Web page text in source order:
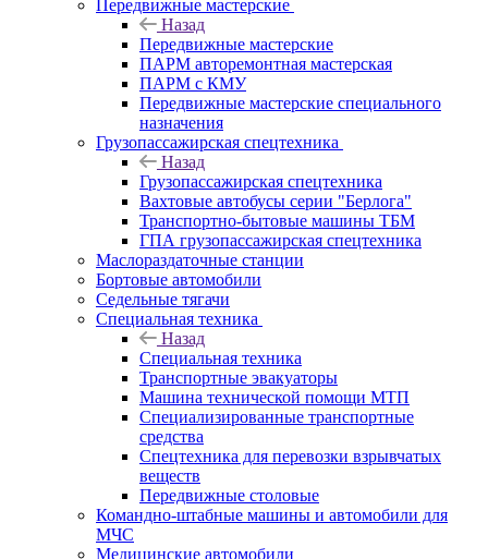
Передвижные мастерские
Назад
Передвижные мастерские
ПАРМ авторемонтная мастерская
ПАРМ с КМУ
Передвижные мастерские специального
назначения
Грузопассажирская спецтехника
Назад
Грузопассажирская спецтехника
Вахтовые автобусы серии "Берлога"
Транспортно-бытовые машины ТБМ
ГПА грузопассажирская спецтехника
Маслораздаточные станции
Бортовые автомобили
Седельные тягачи
Специальная техника
Назад
Специальная техника
Транспортные эвакуаторы
Машина технической помощи МТП
Специализированные транспортные
средства
Спецтехника для перевозки взрывчатых
веществ
Передвижные столовые
Командно-штабные машины и автомобили для
МЧС
Медицинские автомобили